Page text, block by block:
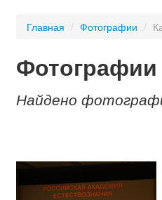
Главная / Фотографии /
Фотографии
Найдено